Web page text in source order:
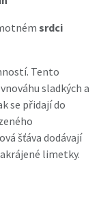
srdci
Tento
sladkých a
se přidají do
šťáva dodávají
limetky.